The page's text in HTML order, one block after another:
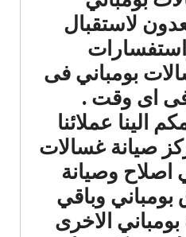
لاستقبال
بومباني فى
اى وقت .
الينا عملائنا
صيانة غسالات
اصلاح وصيانة
وباقي
الاخرى